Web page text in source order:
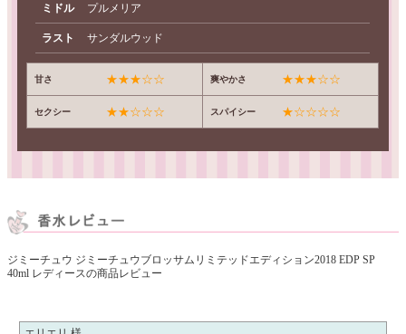
ミドル プルメリア
ラスト サンダルウッド
甘さ ★★★☆☆ 爽やかさ ★★★☆☆
セクシー ★★☆☆☆ スパイシー ★☆☆☆☆
ジミーチュウ ジミーチュウブロッサムリミテッドエディション2018 EDP SP
40ml レディースの商品レビュー